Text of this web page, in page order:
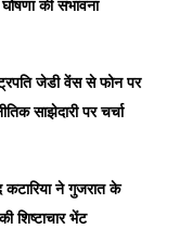
की संभावना
जेडी वेंस से फोन पर
साझेदारी पर चर्चा
ने गुजरात के
शिष्टाचार भेंट